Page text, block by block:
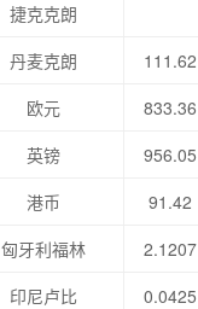
捷克克朗
丹麦克朗
111.62
欧元
833.36
英镑
956.05
港币
91.42
匈牙利福林
2.1207
印尼卢比
0.0425